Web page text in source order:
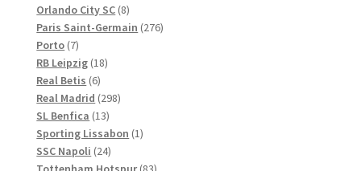
Orlando City SC 88
Produkte
Paris Saint-Germain 276276
Porto 77
Produkte
RB Leipzig 1818
Real Betis 66
Produkte
Real Madrid 298298
SL Benfica 1313
Produkte
Sporting Lissabon 11
SSC Napoli 2424
Produkte83